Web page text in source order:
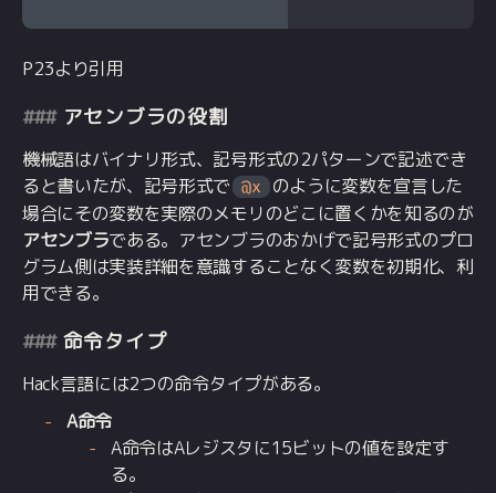
P23より引用
アセンブラの役割
機械語はバイナリ形式、記号形式の2パターンで記述でき
ると書いたが、記号形式で @x のように変数を宣言した
場合にその変数を実際のメモリのどこに置くかを知るのが
アセンブラである。アセンブラのおかげで記号形式のプロ
グラム側は実装詳細を意識することなく変数を初期化、利
用できる。
命令タイプ
Hack言語には2つの命令タイプがある。
A命令
A命令はAレジスタに15ビットの値を設定す
る。